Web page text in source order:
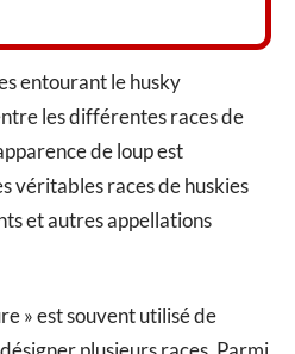
entourant le husky
les différentes races de
de loup est
véritables races de huskies
et autres appellations
» est souvent utilisé de